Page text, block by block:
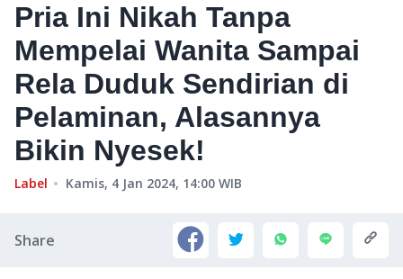
Pria Ini Nikah Tanpa
Mempelai Wanita Sampai
Rela Duduk Sendirian di
Pelaminan, Alasannya
Bikin Nyesek!
Label Kamis, 4 Jan 2024, 14:00 WIB
Share